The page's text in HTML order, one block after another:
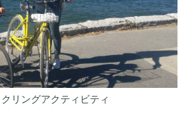
リングアクティビティ